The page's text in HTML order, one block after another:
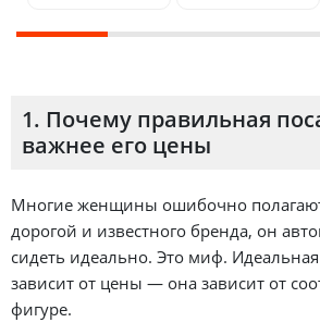
1. Почему правильная
важнее его цены
Многие женщины ошибочно
дорогой и известного бренда, он
сидеть идеально. Это миф.
зависит от цены — она зависит от
фигуре.